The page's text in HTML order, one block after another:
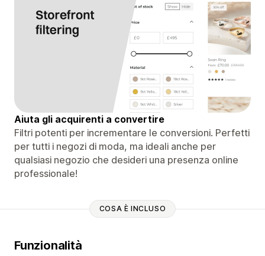
Aiuta gli acquirenti a convertire
Filtri potenti per incrementare le conversioni. Perfetti
per tutti i negozi di moda, ma ideali anche per
qualsiasi negozio che desideri una presenza online
professionale!
COSA È INCLUSO
Funzionalità